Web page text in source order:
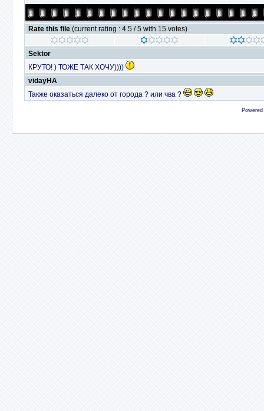
Rate this file (current rating : 4.5 / 5 with 15 votes)
Sektor
КРУТО! ) ТОЖЕ ТАК ХОЧУ))))
vidayHA
Также оказаться далеко от города ? или чва ?